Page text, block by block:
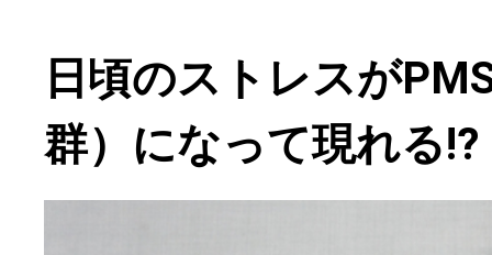
日頃のストレスが
群）になって現れる⁉︎